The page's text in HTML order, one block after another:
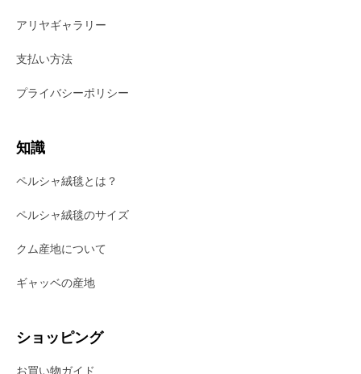
アリヤギャラリー
支払い方法
プライバシーポリシー
知識
ペルシャ絨毯とは？
ペルシャ絨毯のサイズ
クム産地について
ギャッベの産地
ショッピング
お買い物ガイド